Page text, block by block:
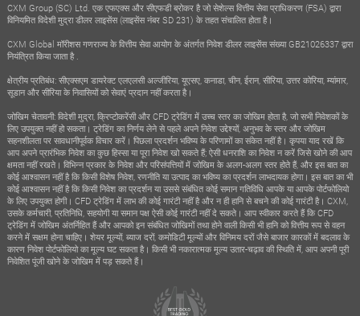
CXM Group (SC) Ltd. एक एफएक्स और सीएफडी ब्रोकर है जो सेशेल्स वित्तीय सेवा प्राधिकरण (FSA) द्वारा
विनियमित विदेशी मुद्रा डीलर लाइसेंस (लाइसेंस नंबर SD 231) के तहत संचालित होता है।
CXM Global मॉरीशस गणराज्य के वित्तीय सेवा आयोग के अंतर्गत निवेश डीलर लाइसेंस संख्या GB21026337 द्वारा
नियंत्रित किया जाता है .
क्षेत्रीय प्रतिबंध: सीएक्सएम डायरेक्ट एलएलसी अल्जीरिया, यूएसए, कनाडा, चीन, ईरान, सीरिया, उत्तर कोरिया, म्यांमार,
सूडान और सीरिया के निवासियों को सेवाएं प्रदान नहीं करता है।
जोखिम चेतावनी: विदेशी मुद्रा, क्रिप्टोकरेंसी और CFD ट्रेडिंग में उच्च स्तर का जोखिम होता है, जो सभी निवेशकों के
लिए उपयुक्त नहीं हो सकता। ट्रेडिंग का निर्णय लेने से पहले अपने निवेश उद्देश्यों, अनुभव के स्तर और जोखिम
सहनशीलता पर सावधानीपूर्वक विचार करें। पिछला प्रदर्शन भविष्य के परिणामों का संकेत नहीं है। कृपया याद रखें कि
आप अपने प्रारंभिक निवेश का कुछ हिस्सा या पूरा निवेश खो सकते हैं; ऐसी धनराशि का निवेश न करें जिसे खोने की आप
क्षमता नहीं रखते। विभिन्न प्रकार के निवेश और परिसंपत्तियों में जोखिम के अलग-अलग स्तर होते हैं, और इस बात का
कोई आश्वासन नहीं है कि किसी विशेष निवेश, रणनीति या उत्पाद का भविष्य का प्रदर्शन लाभदायक होगा। इस बात का भी
कोई आश्वासन नहीं है कि किसी निवेश का प्रदर्शन या उससे संबंधित कोई समान गतिविधि आपके या आपके पोर्टफोलियो
के लिए उपयुक्त होगी। CFD ट्रेडिंग में लाभ की कोई गारंटी नहीं है और न ही हानि से बचने की कोई गारंटी है। CXM,
उसके कर्मचारी, प्रतिनिधि, सहयोगी या समान पक्ष ऐसी कोई गारंटी नहीं दे सकते। आप स्वीकार करते हैं कि CFD
ट्रेडिंग में जोखिम अंतर्निहित हैं और आपको इन संबंधित जोखिमों तथा होने वाली किसी भी हानि को वित्तीय रूप से वहन
करने में सक्षम होना चाहिए। शेयर मूल्यों, ब्याज दरों, कमोडिटी मूल्यों और विनिमय दरों जैसे बाजार कारकों में बदलाव के
कारण निवेश पोर्टफोलियो का मूल्य घट सकता है। किसी भी नकारात्मक मूल्य उतार-चढ़ाव की स्थिति में, आप अपनी पूरी
निवेशित पूंजी खोने के जोखिम में पड़ सकते हैं।